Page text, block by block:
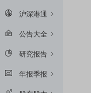
沪深港通
公告大全
研究报告
年报季报